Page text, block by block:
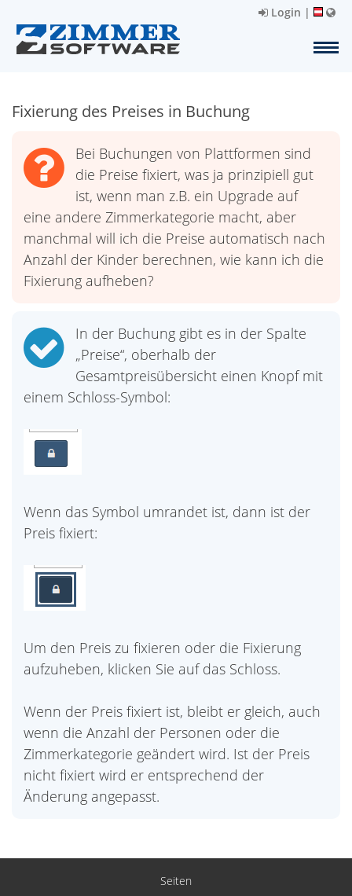
Login |
Fixierung des Preises in Buchung
Bei Buchungen von Plattformen sind
die Preise fixiert, was ja prinzipiell gut
ist, wenn man z.B. ein Upgrade auf
eine andere Zimmerkategorie macht, aber
manchmal will ich die Preise automatisch nach
Anzahl der Kinder berechnen, wie kann ich die
Fixierung aufheben?
In der Buchung gibt es in der Spalte
„Preise“, oberhalb der
Gesamtpreisübersicht einen Knopf mit
einem Schloss-Symbol:
Wenn das Symbol umrandet ist, dann ist der
Preis fixiert:
Um den Preis zu fixieren oder die Fixierung
aufzuheben, klicken Sie auf das Schloss.
Wenn der Preis fixiert ist, bleibt er gleich, auch
wenn die Anzahl der Personen oder die
Zimmerkategorie geändert wird. Ist der Preis
nicht fixiert wird er entsprechend der
Änderung angepasst.
Seiten